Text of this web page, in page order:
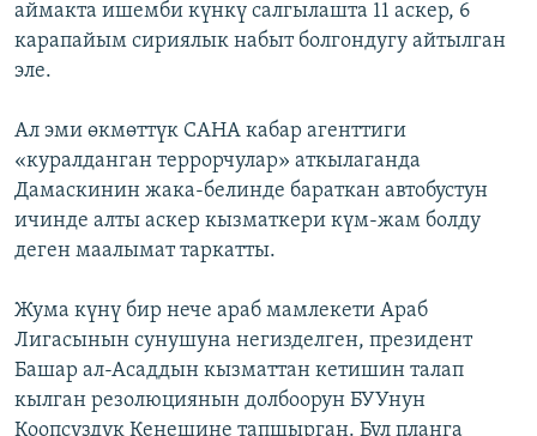
аймакта ишемби күнкү салгылашта 11 аскер, 6
карапайым сириялык набыт болгондугу айтылган
эле.
Ал эми өкмөттүк САНА кабар агенттиги
«куралданган террорчулар» аткылаганда
Дамаскинин жака-белинде бараткан автобустун
ичинде алты аскер кызматкери күм-жам болду
деген маалымат таркатты.
Жума күнү бир нече араб мамлекети Араб
Лигасынын сунушуна негизделген, президент
Башар ал-Асаддын кызматтан кетишин талап
кылган резолюциянын долбоорун БУУнун
Коопсуздук Кеңешине тапшырган. Бул планга